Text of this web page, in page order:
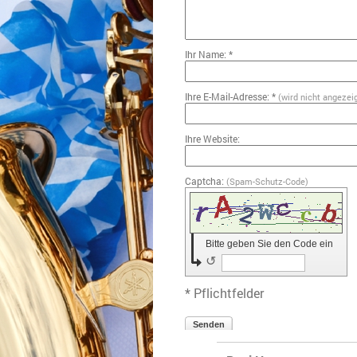
Ihr Name: *
Ihre E-Mail-Adresse: * (wird nicht
Ihre Website:
Captcha: (Spam-Schutz-Code)
Bitte geben Sie den Code ein
↺
* Pflichtfelder
Senden